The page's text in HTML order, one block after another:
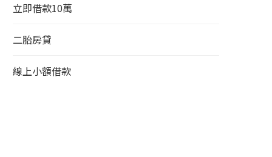
立即借款10萬
二胎房貸
線上小額借款